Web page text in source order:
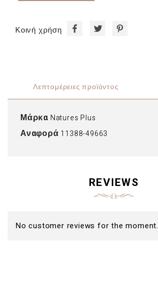
Κοινή χρήση
Λεπτομέρειες προϊόντος
Μάρκα Natures Plus
Αναφορά 11388-49663
REVIEWS
No customer reviews for the moment.